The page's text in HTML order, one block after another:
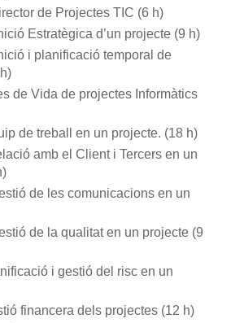
de Projectes TIC (6 h)
Estratègica d’un projecte (9 h)
i planificació temporal de
de Vida de projectes Informàtics
de treball en un projecte. (18 h)
amb el Client i Tercers en un
de les comunicacions en un
de la qualitat en un projecte (9
i gestió del risc en un
financera dels projectes (12 h)